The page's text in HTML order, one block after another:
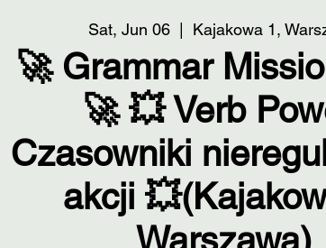
Sat, Jun 06 Kajakowa 1,
🚀 Grammar
🚀 💥 Verb
Czasowniki
akcji